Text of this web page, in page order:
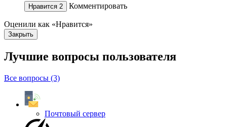
Нравится 2 Комментировать
Оценили как «Нравится»
Закрыть
Лучшие вопросы пользователя
Все вопросы (3)
Почтовый сервер